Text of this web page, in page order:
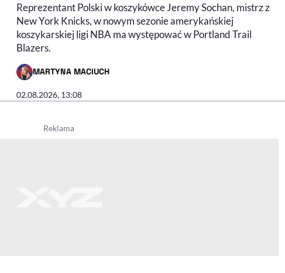
Reprezentant Polski w koszykówce Jeremy Sochan, mistrz z
New York Knicks, w nowym sezonie amerykańskiej
koszykarskiej ligi NBA ma występować w Portland Trail
Blazers.
MARTYNA MACIUCH
- AUTOR ARTYKUŁU - PROFIL
02.08.2026, 13:08